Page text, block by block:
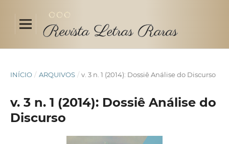
INÍCIO / ARQUIVOS / v. 3 n. 1 (2014): Dossiê Análise do Discurso
v. 3 n. 1 (2014): Dossiê Análise do
Discurso